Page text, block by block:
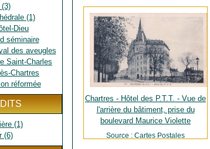
(3)
(1)
Dieu
séminaire
des aveugles
Saint-Charles
Chartres
réformée
(1)
(6)
Source : Cartes Postales
Chartres - Hôtel des P.T.T. - Vue de
l'arrière du bâtiment, prise du
boulevard Maurice Violette
Source : Cartes Postales